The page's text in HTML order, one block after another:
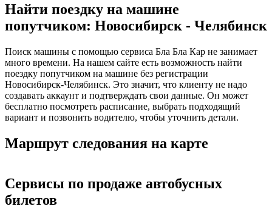
Найти поездку на машине
попутчиком: Новосибирск - Челябинск
Поиск машины с помощью сервиса Бла Бла Кар не занимает
много времени. На нашем сайте есть возможность найти
поездку попутчиком на машине без регистрации
Новосибирск-Челябинск. Это значит, что клиенту не надо
создавать аккаунт и подтверждать свои данные. Он может
бесплатно посмотреть расписание, выбрать подходящий
вариант и позвонить водителю, чтобы уточнить детали.
Маршрут следования на карте
Сервисы по продаже автобусных
билетов